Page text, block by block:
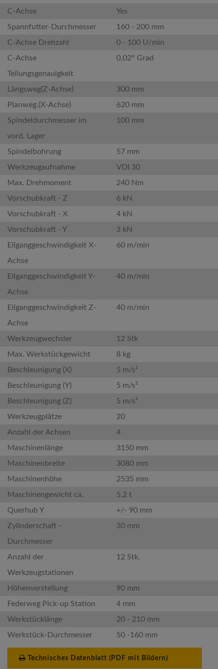
C-Achse
Yes
Spannfutter-Durchmesser
160 - 200 mm
C-Achse Drehzahl
0 - 100 U/min
C-Achse
Teilungsgenauigkeit
0,02° Grad
Längsweg(Z-Achse)
300 mm
Planweg.(X-Achse)
620 mm
Spindeldurchmesser im
vord. Lager
100 mm
Spindelbohrung
57 mm
Werkzeugaufnahme
VDI 30
Max. Drehmoment
240 Nm
Vorschubkraft - Z
6 kN
Vorschubkraft - X
4 kN
Vorschubkraft - Y
3 kN
Eilganggeschwindigkeit X-
Achse
60 m/min
Eilganggeschwindigkeit Y-
Achse
40 m/min
Eilganggeschwindigkeit Z-
Achse
40 m/min
Werkzeugwechsler
12 Stk
Max. Werkstückgewicht
8 kg
Beschleunigung (X)
5 m/s²
Beschleunigung (Y)
5 m/s²
Beschleunigung (Z)
5 m/s²
Werkzeugplätze
20
Anzahl der Achsen
4
Maschinenlänge
3150 mm
Maschinenbreite
3080 mm
Maschinenhöhe
2535 mm
Maschinengewicht ca.
5,2 t
Querhub Y
+/- 90 mm
Zylinderschaft -
Durchmesser
30 mm
Anzahl der
Werkzeugstationen
12 Stk.
Höhenverstellung
90 mm
Federweg Pick-up Station
4 mm
Werkstücklänge
20 - 210 mm
Werkstück-Durchmesser
50 -160 mm
Technisches Datenblatt (PDF mit Bildern)